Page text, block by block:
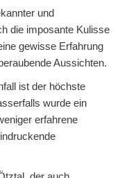
und
die imposante Kulisse
gewisse Erfahrung
Aussichten.
ist der höchste
wurde ein
erfahrene